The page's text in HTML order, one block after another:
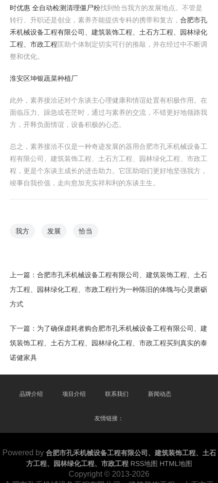
时优惠 全自动检测清理僵尸粉找到恰当我方的发展地点。不管是
转行、升职还是创业，素养齐能提供专科的携带和复古， 合肥市孔
禾机械设备工程有限公司、建筑装饰工程、土石方工程、园林绿化
工程、市政工程匡助个体制定切实可行的推敲，并在经过中不断调
整和优化。
淮安区坤银蔬菜种植厂
此外，素养接洽还对个东谈主心理健康和情谊处置有积极作用。在
面临压力、躁急或苍茫时，通过与素养的交流，不错更好地领路我
方，开释负面情谊，设备积极的心态。
总之，素养接洽不仅是一种奇迹发展的器用合肥市孔禾机械设备工
程有限公司、建筑装饰工程、土石方工程、园林绿化工程、市政工
程，更是个东谈主成长的进击助力。它匡助咱们更好地坚强我方，
竣事自我价值，走向愈加充实祥和利的东谈主生。
我方 发展 恰当
上一篇： 合肥市孔禾机械设备工程有限公司、建筑装饰工程、土石
方工程、园林绿化工程、市政工程行为一种陈旧的体魄与心灵磨砺
方式
下一篇： 为了确保虚耗者购合肥市孔禾机械设备工程有限公司、建
筑装饰工程、土石方工程、园林绿化工程、市政工程买到真实的泰
诺健家具
品牌介绍 项目介绍 联系我们 新闻动态
友情链接：
Powered by 合肥市孔禾机械设备工程有限公司、建筑装饰工程、土石
方工程、园林绿化工程、市政工程 RSS地图 HTML地图
Copyright © 2013-2026